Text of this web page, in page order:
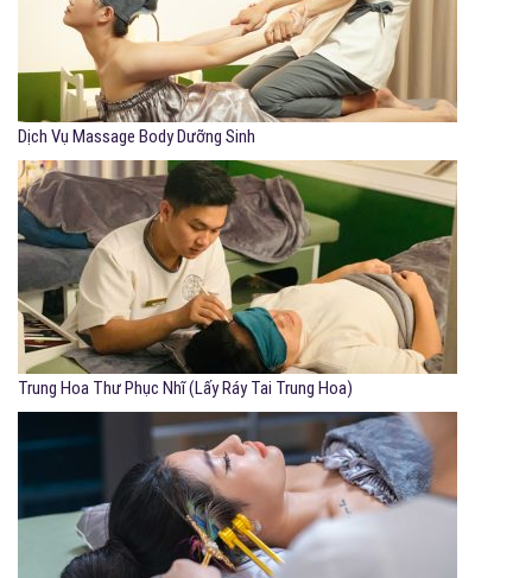
Dịch Vụ Massage Body Dưỡng Sinh
Trung Hoa Thư Phục Nhĩ (Lấy Ráy Tai Trung Hoa)